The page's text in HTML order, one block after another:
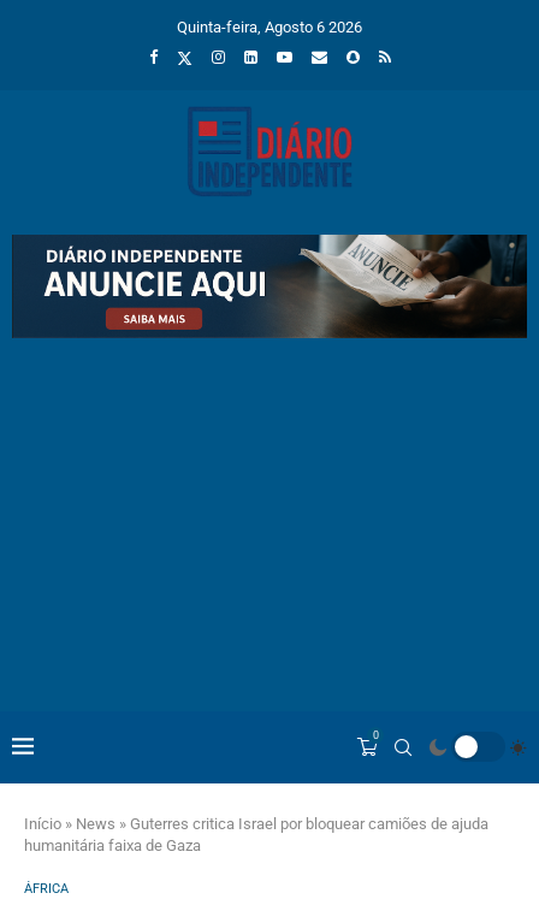
Quinta-feira, Agosto 6 2026
0
Início » News » Guterres critica Israel por bloquear camiões de ajuda
humanitária faixa de Gaza
ÁFRICA